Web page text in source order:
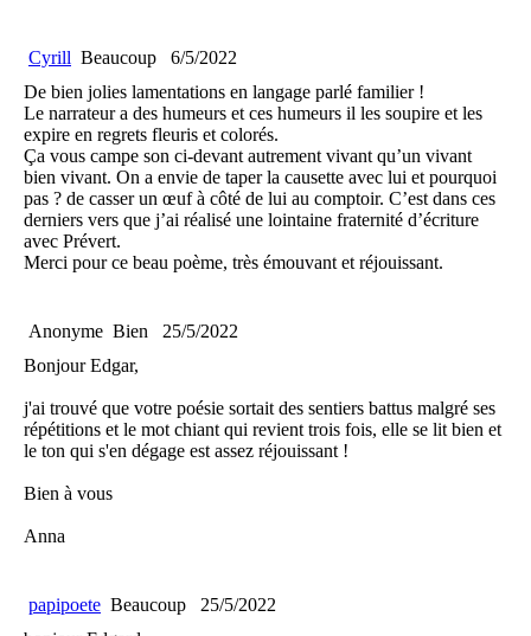
Cyrill Beaucoup
6/5/2022
De bien jolies lamentations en langage parlé familier !
Le narrateur a des humeurs et ces humeurs il les soupire et les
expire en regrets fleuris et colorés.
Ça vous campe son ci-devant autrement vivant qu’un vivant
bien vivant. On a envie de taper la causette avec lui et pourquoi
pas ? de casser un œuf à côté de lui au comptoir. C’est dans ces
derniers vers que j’ai réalisé une lointaine fraternité d’écriture
avec Prévert.
Merci pour ce beau poème, très émouvant et réjouissant.
Anonyme Bien
25/5/2022
Bonjour Edgar,
j'ai trouvé que votre poésie sortait des sentiers battus malgré ses
répétitions et le mot chiant qui revient trois fois, elle se lit bien et
le ton qui s'en dégage est assez réjouissant !
Bien à vous
Anna
papipoete Beaucoup
25/5/2022